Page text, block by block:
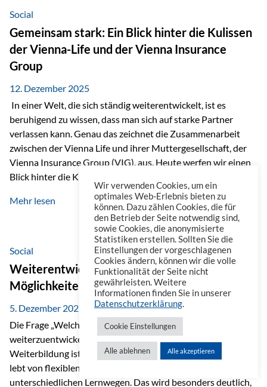
hinzukommen, spielt nicht nur die Rendite eine Rolle. Auch
steuerliche Effekte haben einen erheblichen Einfluss auf…
Social
Gemeinsam stark: Ein Blick hinter die Kulissen
der Vienna-Life und der Vienna Insurance
Group
12. Dezember 2025
In einer Welt, die sich ständig weiterentwickelt, ist es
beruhigend zu wissen, dass man sich auf starke Partner
verlassen kann. Genau das zeichnet die Zusammenarbeit
zwischen der Vienna Life und ihrer Muttergesellschaft, der
Vienna Insurance Group (VIG), aus. Heute werfen wir einen
Blick hinter die Kulissen auf eine Unternehmensgruppe mit
beeindruckender Geschichte, gewachsenem Know-how und
einem stabilen Fundament. Ein starkes Netzwerk in ganz
Europa Die Vienna Insurance Group ist die führende
Versicherungsgruppe in Zentral- und Osteuropa. Mit über
50 Versicherungsgesellschaften in insgesamt 30 Ländern
verbindet sie regionale Stärke mit internationaler
Kompetenz.
Mehr lesen
Social
Weiterentwicklung im Berufsalltag: Welche
Möglichkeiten es gibt
5. Dezember 2025
Die Frage „Welche Möglichkeiten gibt es, sich
weiterzuentwickeln?“ lässt sich heute vielseitig beantworten.
Weiterbildung ist längst kein starrer Prozess mehr, sondern
lebt von flexiblen Formaten, individuellen Bedürfnissen und
unterschiedlichen Lernwegen. Das wird besonders deutlich,
Wir verwenden Cookies, um ein
optimales Web-Erlebnis bieten zu
können. Dazu zählen Cookies, die für
den Betrieb der Seite notwendig sind,
sowie Cookies, die anonymisierte
Statistiken erstellen. Sollten Sie die
Einstellungen der vorgeschlagenen
Cookies ändern, können wir die volle
Funktionalität der Seite nicht
gewährleisten. Weitere
Informationen finden Sie in unserer
Datenschutzerklärung.
Cookie Einstellungen
Alle ablehnen Alle akzeptieren